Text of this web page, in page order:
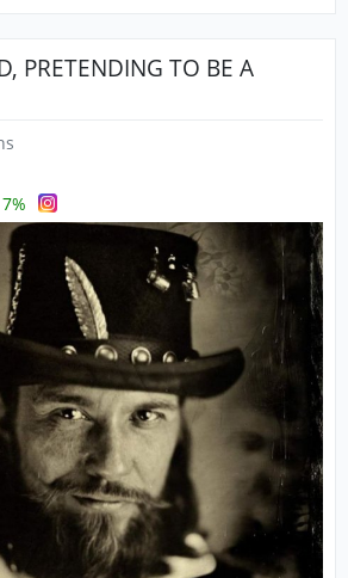
PRETENDING TO BE A